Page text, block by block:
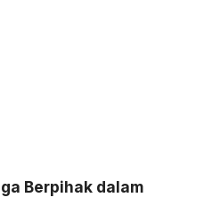
Berpihak dalam